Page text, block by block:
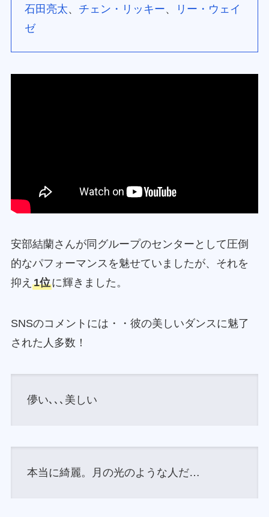
石田亮太、 チェン・リッキー、
リー・ウェイ
ゼ
安部結蘭さんが同グループのセンターとして圧倒
的なパフォーマンスを魅せていましたが、それを
抑え 1位に輝きました。
SNSのコメントには・・彼の美しいダンスに魅了
された人多数！
儚い､､､美しい
本当に綺麗。月の光のような人だ…